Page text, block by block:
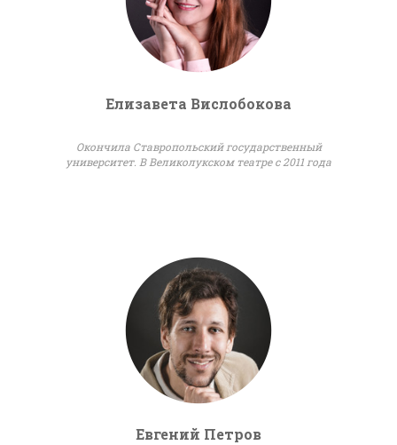
Елизавета Вислобокова
Окончила Ставропольский государственный
университет. В Великолукском театре с 2011 года
Евгений Петров